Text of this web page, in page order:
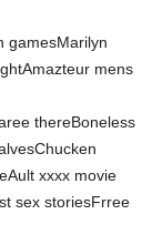
gamesMarilyn
mens
thereBoneless
xxxx movie
sex storiesFrree